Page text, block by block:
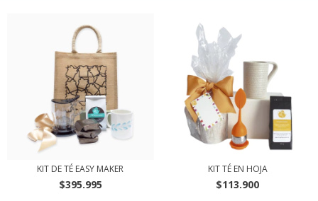
KIT DE TÉ EASY MAKER
$395.995
KIT TÉ EN HOJA
$113.900